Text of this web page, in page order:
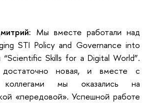
Мы вместе работали над
STI Policy and Governance into
“Scientific Skills for a Digital World”.
новая, и вместе с
коллегами мы оказались на
«передовой». Успешной работе